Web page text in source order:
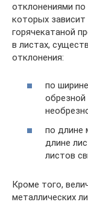
отклонениями
которых
горячекатаной
в листах,
отклонения:
по
по длине
длине
листов
Кроме того,
металлических